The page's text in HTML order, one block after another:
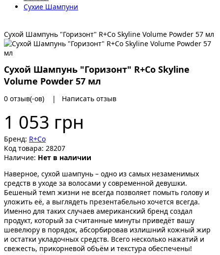
Сухие Шампуни
Сухой Шампунь "Горизонт" R+Co Skyline Volume Powder 57 мл
Сухой Шампунь "Горизонт" R+Co Skyline
Volume Powder 57 мл
0 отзыв(-ов) | Написать отзыв
1 053 грн
Бренд: R+Co
Код товара: 28207
Наличие: Нет в наличии
Наверное, сухой шампунь – одно из самых незаменимых
средств в уходе за волосами у современной девушки.
Бешеный темп жизни не всегда позволяет помыть голову и
уложить её, а выглядеть презентабельно хочется всегда.
Именно для таких случаев американский бренд создал
продукт, который за считанные минуты приведёт вашу
шевелюру в порядок, абсорбировав излишний кожный жир
и остатки укладочных средств. Всего несколько нажатий и
свежесть, прикорневой объём и текстура обеспечены!